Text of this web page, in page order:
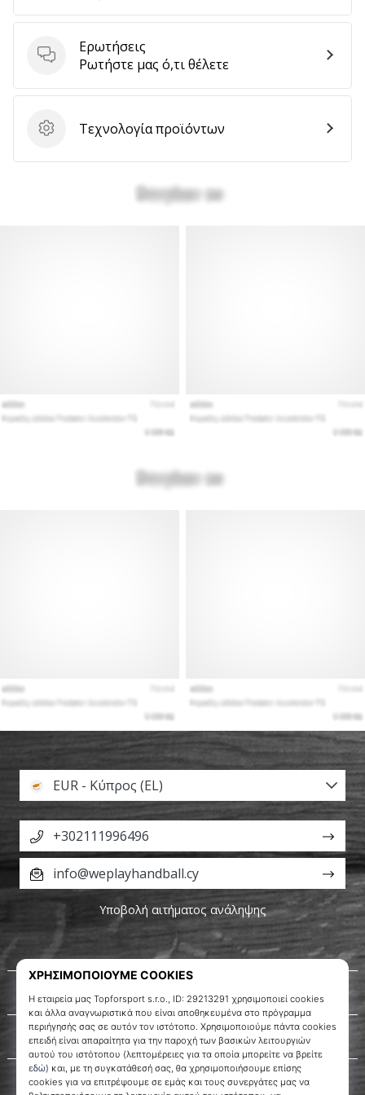
Εμφάνιση
των
άρθρων
Ερωτήσεις
Ερωτήσεις
Ρωτήστε μας ό,τι θέλετε
Τεχνολογία προϊόντων
Τεχνολογία προϊόντων
Σχετικά μ' εμάς
Εξυπηρέτηση πελατών
EUR - Κύπρος (EL)
+302111996496
info@weplayhandball.cy
Υποβολή αιτήματος ανάληψης